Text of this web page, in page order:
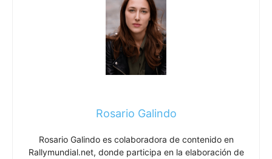
Rosario Galindo
Rosario Galindo es colaboradora de contenido en
Rallymundial.net, donde participa en la elaboración de